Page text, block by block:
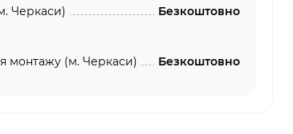
Черкаси) Безкоштовно
монтажу (м. Черкаси) Безкоштовно